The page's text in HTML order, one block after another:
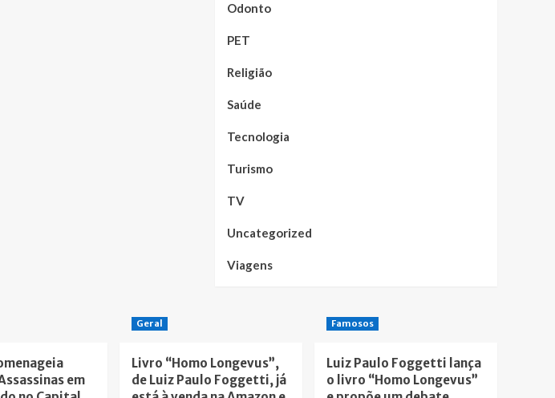
Odonto
PET
Religião
Saúde
Tecnologia
Turismo
TV
Uncategorized
Viagens
em
Geral
Livro “Homo Longevus”,
de Luiz Paulo Foggetti, já
Famosos
Luiz Paulo Foggetti lança
o livro “Homo Longevus”